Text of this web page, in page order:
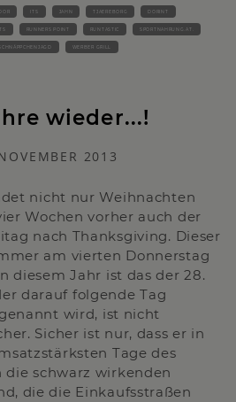
ITS JAHN TJAEREBORG DORINT
RUNNERS POINT RUNTASTIC SPORTNAHRUNG.AT.
WERBER GRILL
wieder...!
2013
nicht nur Weihnachten
Wochen vorher auch der
nach Thanksgiving. Dieser
am vierten Donnerstag
diesem Jahr ist das der 28.
darauf folgende Tag
wird, ist nicht
Sicher ist nur, dass er in
Tage des
die schwarz wirkenden
die die Einkaufsstraßen